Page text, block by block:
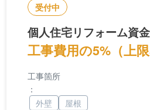
受付中
個人住宅リフォーム資
工事費用の5%（上限
工事箇所
：
外壁
屋根